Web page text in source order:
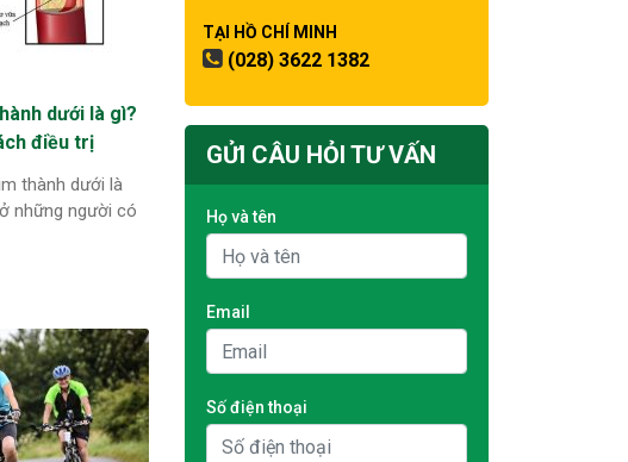
dưới là gì?
điều trị
thành dưới là
những người có
TẠI HỒ CHÍ MINH
(028) 3622 1382
GỬI CÂU HỎI TƯ VẤN
Họ và tên
Email
Số điện thoại